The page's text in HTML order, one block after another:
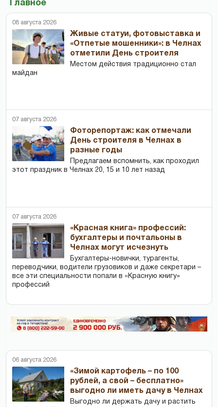
Главное
08 августа 2026
Живые статуи, фотовыставка и
«Отпетые мошенники»: в Челнах
отметили День строителя
Местом действия традиционно стал
майдан
07 августа 2026
Фоторепортаж: как отмечали
День строителя в Челнах в
разные годы
Предлагаем вспомнить, как проходил
этот праздник в Челнах 20, 15 и 10 лет назад
07 августа 2026
«Красная книга» профессий:
бухгалтеры и почтальоны в
Челнах могут исчезнуть
Бухгалтеры-новички, тур­агенты,
переводчики, водители грузовиков и даже секретари –
все эти специальности попали в «Красную книгу»
профессий
06 августа 2026
«Зимой картофель – по 100
рублей, а свой – бесплатно»
выгодно ли иметь дачу в Челнах
Выгодно ли держать дачу и растить